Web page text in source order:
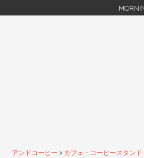
アンドコーヒー » カフェ・コーヒースタンド